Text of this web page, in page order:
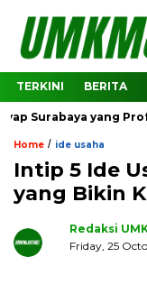
TERKINI BERITA
yang Profesional
Home / ide usaha
Intip 5 Ide
yang Bikin
Redaksi
Friday, 25